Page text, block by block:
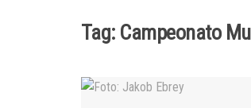
Tag: Campeonato